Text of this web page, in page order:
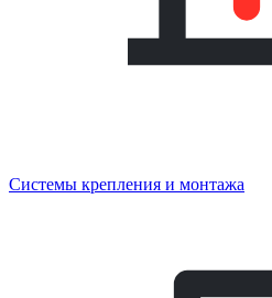
Системы крепления и монтажа